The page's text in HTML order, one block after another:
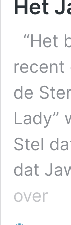
Het
“Het
recent
de
Lady”
Stel
dat
over